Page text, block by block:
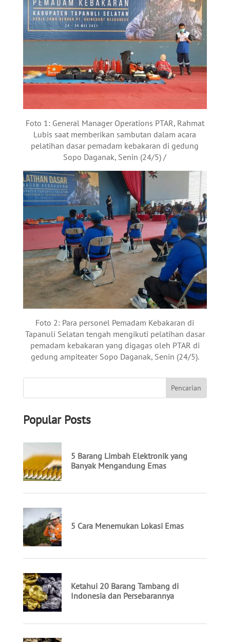
Foto 1: General Manager Operations PTAR, Rahmat
Lubis saat memberikan sambutan dalam acara
pelatihan dasar pemadam kebakaran di gedung
Sopo Daganak, Senin (24/5) /
Foto 2: Para personel Pemadam Kebakaran di
Tapanuli Selatan tengah mengikuti pelatihan dasar
pemadam kebakaran yang digagas oleh PTAR di
gedung ampiteater Sopo Daganak, Senin (24/5).
Popular Posts